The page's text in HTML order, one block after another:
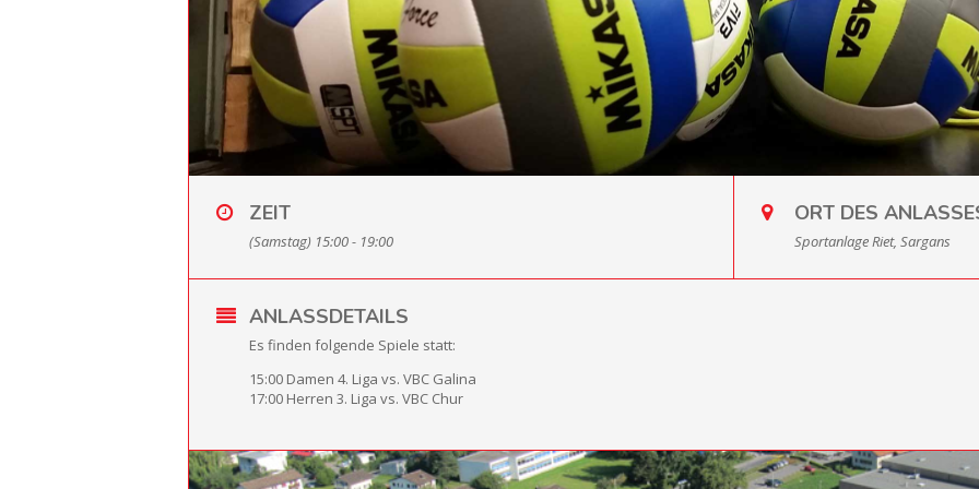
ZEIT
(Samstag) 15:00 - 19:00
ORT DES
Sportanlage Riet, Sargans
ANLASSDETAILS
Es finden folgende Spiele statt:
15:00 Damen 4. Liga vs. VBC Galina
17:00 Herren 3. Liga vs. VBC Chur